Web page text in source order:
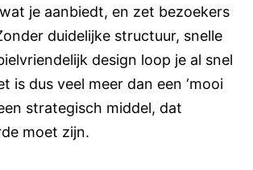
je aanbiedt, en zet bezoekers
duidelijke structuur, snelle
design loop je al snel
is dus veel meer dan een ‘mooi
strategisch middel, dat
moet zijn.